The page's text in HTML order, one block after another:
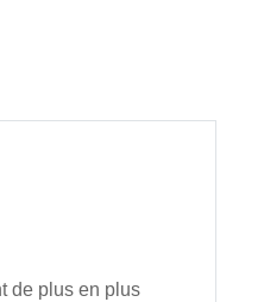
de plus en plus